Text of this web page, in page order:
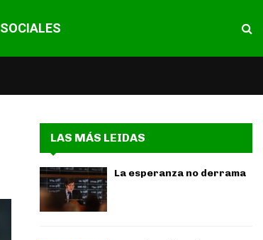
SOCIALES
LAS MÁS LEIDAS
La esperanza no derrama